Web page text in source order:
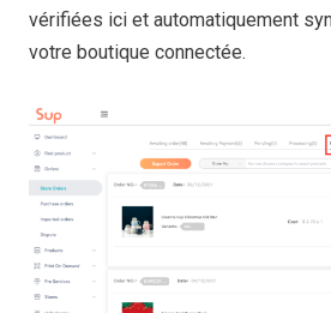
vérifiées ici et automatiquement
votre boutique connectée.